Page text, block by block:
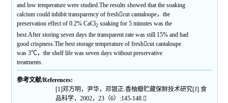
and low temperature were studied.The results showed that the soaking
calcium could inhibit transparency of freshcut cantaloupe，the
preservation effect of 0.2% CaCl2 soaking for 5 minutes was the
best.After storing seven days the transparent rate was still 15% and had
good crispness.The best storage temperature of freshcut cantaloupe
was 3℃，the shelf life was seven days without preservative
treatments.
参考文献/References:
[1]邓方明，尹华，邓银正.香柚瓣贮藏保鲜技术研究[J].食
品科学，2002，23（6）:145-148.